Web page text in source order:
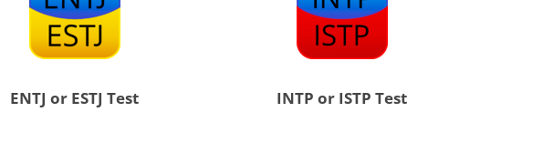
ENTJ or ESTJ Test INTP or ISTP Test